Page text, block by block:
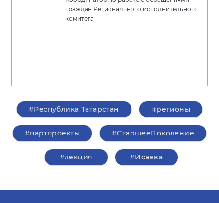
граждан Регионального исполнительного
комитета
#Республика Татарстан #регионы
#партпроекты #СтаршееПоколение
#лекция #Исаева